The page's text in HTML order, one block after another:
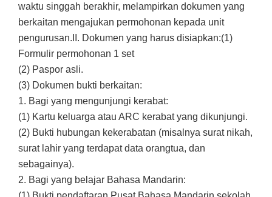
waktu singgah berakhir, melampirkan dokumen yang
berkaitan mengajukan permohonan kepada unit
pengurusan.II. Dokumen yang harus disiapkan:(1)
Formulir permohonan 1 set
(2) Paspor asli.
(3) Dokumen bukti berkaitan:
1. Bagi yang mengunjungi kerabat:
(1) Kartu keluarga atau ARC kerabat yang dikunjungi.
(2) Bukti hubungan kekerabatan (misalnya surat nikah,
surat lahir yang terdapat data orangtua, dan
sebagainya).
2. Bagi yang belajar Bahasa Mandarin: